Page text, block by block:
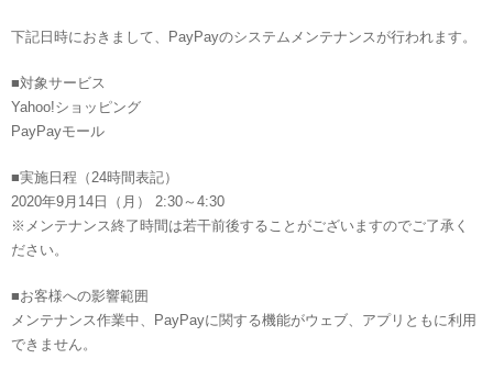
下記日時におきまして、PayPayのシステムメンテナンスが行われます。
■対象サービス
Yahoo!ショッピング
PayPayモール
■実施日程（24時間表記）
2020年9月14日（月） 2:30～4:30
※メンテナンス終了時間は若干前後することがございますのでご了承く
ださい。
■お客様への影響範囲
メンテナンス作業中、PayPayに関する機能がウェブ、アプリともに利用
できません。